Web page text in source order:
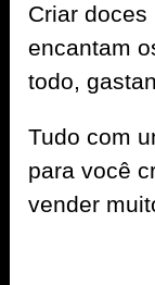
Criar
encantam
todo,
Tudo com
para você
vender